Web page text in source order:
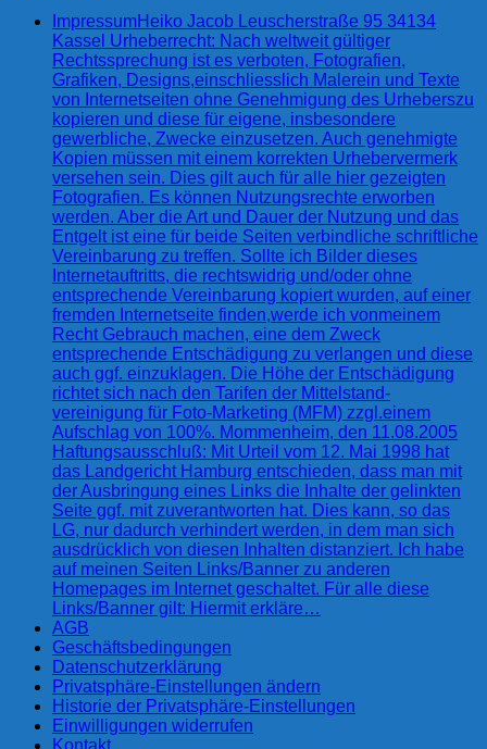
ImpressumHeiko Jacob Leuscherstraße 95 34134
Kassel Urheberrecht: Nach weltweit gültiger
Rechtssprechung ist es verboten, Fotografien,
Grafiken, Designs,einschliesslich Malerein und Texte
von Internetseiten ohne Genehmigung des Urheberszu
kopieren und diese für eigene, insbesondere
gewerbliche, Zwecke einzusetzen. Auch genehmigte
Kopien müssen mit einem korrekten Urhebervermerk
versehen sein. Dies gilt auch für alle hier gezeigten
Fotografien. Es können Nutzungsrechte erworben
werden. Aber die Art und Dauer der Nutzung und das
Entgelt ist eine für beide Seiten verbindliche schriftliche
Vereinbarung zu treffen. Sollte ich Bilder dieses
Internetauftritts, die rechtswidrig und/oder ohne
entsprechende Vereinbarung kopiert wurden, auf einer
fremden Internetseite finden,werde ich vonmeinem
Recht Gebrauch machen, eine dem Zweck
entsprechende Entschädigung zu verlangen und diese
auch ggf. einzuklagen. Die Höhe der Entschädigung
richtet sich nach den Tarifen der Mittelstand-
vereinigung für Foto-Marketing (MFM) zzgl.einem
Aufschlag von 100%. Mommenheim, den 11.08.2005
Haftungsausschluß: Mit Urteil vom 12. Mai 1998 hat
das Landgericht Hamburg entschieden, dass man mit
der Ausbringung eines Links die Inhalte der gelinkten
Seite ggf. mit zuverantworten hat. Dies kann, so das
LG, nur dadurch verhindert werden, in dem man sich
ausdrücklich von diesen Inhalten distanziert. Ich habe
auf meinen Seiten Links/Banner zu anderen
Homepages im Internet geschaltet. Für alle diese
Links/Banner gilt: Hiermit erkläre…
AGB
Geschäftsbedingungen
Datenschutzerklärung
Privatsphäre-Einstellungen ändern
Historie der Privatsphäre-Einstellungen
Einwilligungen widerrufen
Kontakt